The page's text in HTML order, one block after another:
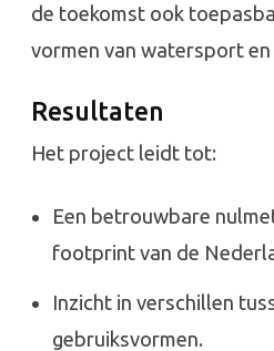
de toekomst ook
vormen van watersport
Resultaten
Het project leidt tot:
Een betrouwbare
footprint van de
Inzicht in verschillen
gebruiksvormen.